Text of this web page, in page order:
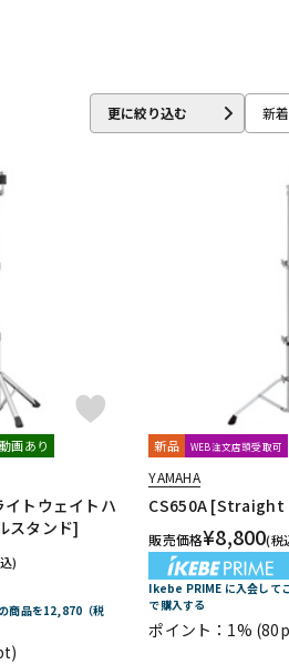
更に絞り込む 新
動画あり
トウェイトハ
スタンド]
)
商品を12,870（税
新品 WEB注文店頭受取可
YAMAHA
CS650A
販売価格¥8,800(税
Ikebe PRIME に入会して
で購入する
ポイント：1%